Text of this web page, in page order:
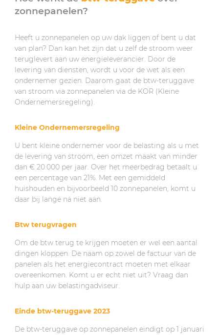
zonnepanelen?
Heeft u zonnepanelen op uw dak liggen of bent u dat
van plan? Dan kan het zijn dat u zelf de stroom weer
teruglevert aan uw energieleverancier. Door de
levering van diensten, wordt u voor de wet als een
ondernemer gezien. Daarom gaat de btw-teruggave
van stroom via zonnepanelen via de KOR (Kleine
Ondernemersregeling).
Kleine Ondernemersregeling
U bent kleine ondernemer voor de belasting als u met
de levering van stroom, een omzet maakt van minder
dan € 20.000 per jaar. Over het meerbedrag betaalt u
een percentage van 21%. Met een gemiddeld
huishouden en bijvoorbeeld 10 zonnepanelen, komt u
daar bij lange na niet aan.
Btw terugvragen
Om de btw terug te krijgen moeten er wel een aantal
dingen kloppen. De naam op zowel de factuur van de
panelen als het energiecontract moeten met elkaar
overeenkomen. Komt u er echt niet uit? Vraag dan
hulp aan uw belastingadviseur.
Einde btw-teruggave 2023
De btw-teruggave op zonnepanelen eindigt op 1 januari